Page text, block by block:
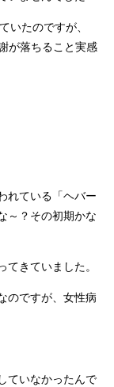
いたのですが、
が落ちること実感
れている「ヘバー
～？その初期かな
てきていました。
のですが、女性病
ていなかったんで